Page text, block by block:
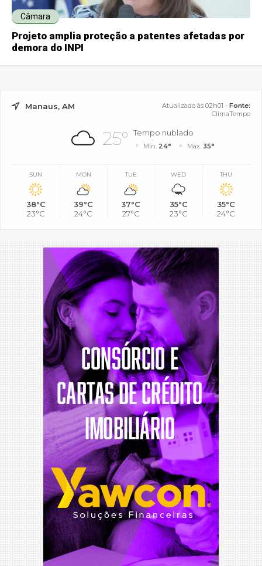
Câmara
Projeto amplia proteção a patentes afetadas por
demora do INPI
Manaus, AM Atualizado às 02h01 - Fonte:
ClimaTempo
25° Tempo nublado
Mín. 24° Máx. 35°
SUN
38°C
23°C
MON
39°C
24°C
TUE
37°C
27°C
WED
35°C
23°C
THU
35°C
24°C